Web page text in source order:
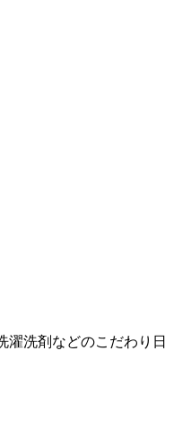
濯洗剤などのこだわり日